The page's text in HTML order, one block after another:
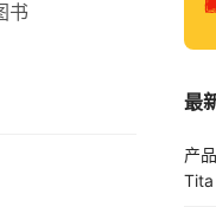
书
最
产
Tita